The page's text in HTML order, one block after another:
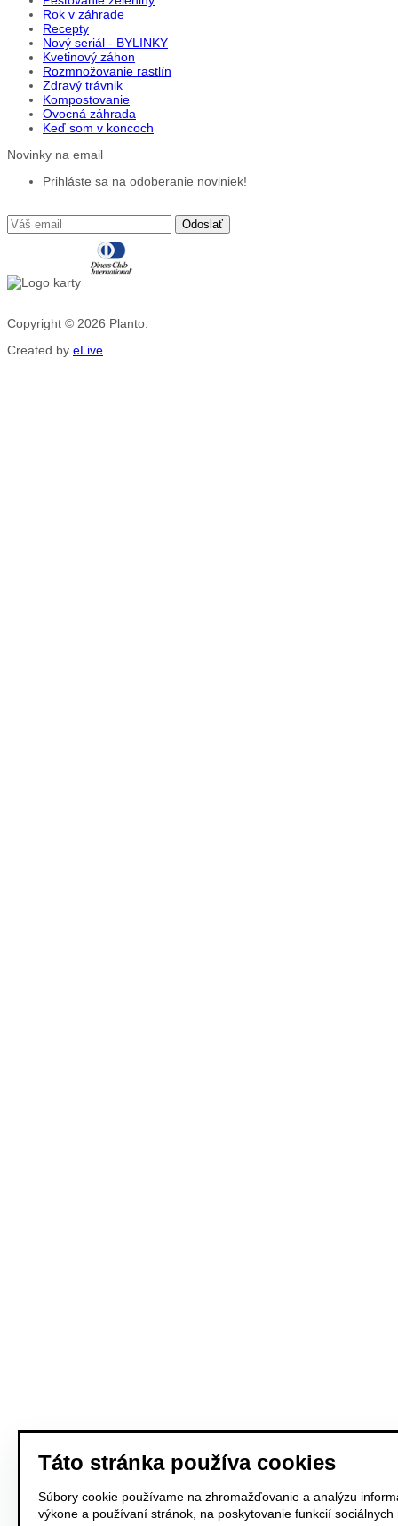
Rok v záhrade
Recepty
Nový seriál - BYLINKY
Kvetinový záhon
Rozmnožovanie rastlín
Zdravý trávnik
Kompostovanie
Ovocná záhrada
Keď som v koncoch
Novinky na email
Prihláste sa na odoberanie noviniek!
Copyright © 2026 Planto.
Created by eLive
Táto stránka používa cookies
Súbory cookie používame na zhromažďovanie a analýzu
výkone a používaní stránok, na poskytovanie funkcií sociálnych